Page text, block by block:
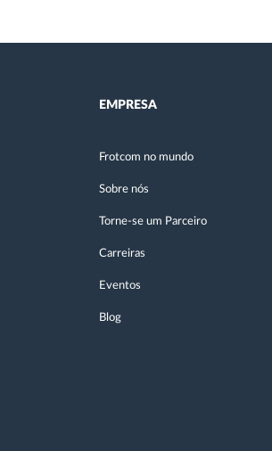
EMPRESA
Frotcom no mundo
Sobre nós
Torne-se um Parceiro
Carreiras
Eventos
Blog